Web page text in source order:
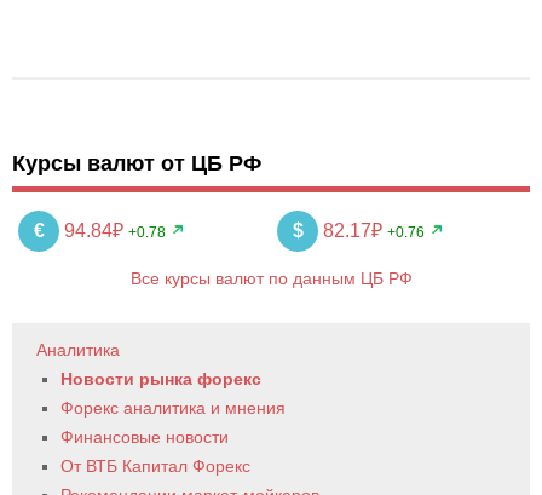
Курсы валют от ЦБ РФ
€ 94.84₽ +0.78 $ 82.17₽ +0.76
Все курсы валют по данным ЦБ РФ
Аналитика
Новости рынка форекс
Форекс аналитика и мнения
Финансовые новости
От ВТБ Капитал Форекс